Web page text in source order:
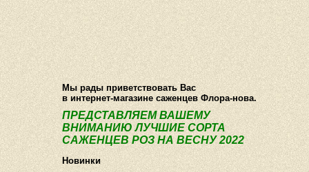
О компании Как купить Фотогалерея Статьи Опт
Мы рады приветствовать Вас
в интернет-магазине саженцев Флора-нова.
ПРЕДСТАВЛЯЕМ ВАШЕМУ
ВНИМАНИЮ ЛУЧШИЕ СОРТА
САЖЕНЦЕВ РОЗ НА ВЕСНУ 2022
Новинки